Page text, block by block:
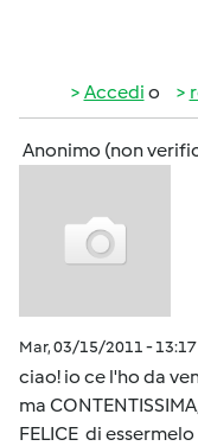
Accedi o
Anonimo (non
Mar, 03/15/2011 - 13:17
ciao! io ce l'ho da
ma
FELICE di